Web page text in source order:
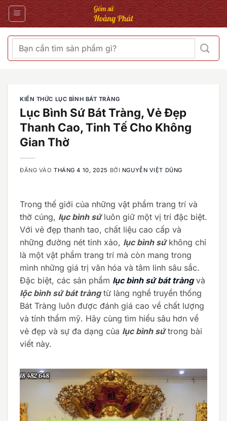
Bỏ
qua
Tìm
kiếm:
KIẾN THỨC LỤC BÌNH BÁT TRÀNG
Lục Bình Sứ Bát Tràng, Vẻ Đẹp
Thanh Cao, Tinh Tế Cho Không
Gian Thờ
ĐĂNG VÀOTHÁNG 4 10, 2025 BỞI NGUYỄN VIỆT DŨNG
Trong thế giới của những vật phẩm trang trí và
thờ cúng, lục bình sứluôn giữ một vị trí đặc biệt.
Với vẻ đẹp thanh tao, chất liệu cao cấp và
những đường nét tinh xảo, lục bình sứkhông chỉ
là một vật phẩm trang trí mà còn mang trong
mình những giá trị văn hóa và tâm linh sâu sắc.
Đặc biệt, các sản phẩm lục bình sứ bát tràngvà
lộc bình sứ bát tràngtừ làng nghề truyền thống
Bát Tràng luôn được đánh giá cao về chất lượng
và tính thẩm mỹ. Hãy cùng tìm hiểu sâu hơn về
vẻ đẹp và sự đa dạng của lục bình sứtrong bài
viết này.